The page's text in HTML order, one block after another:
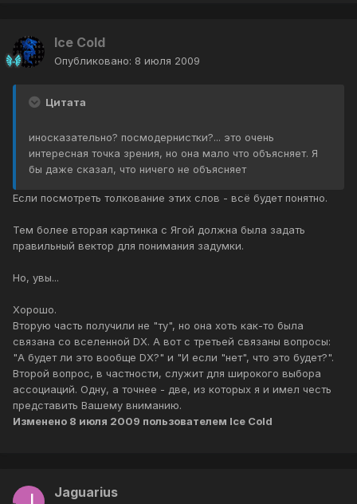
Ice Cold
Опубликовано: 8 июля 2009
Цитата
иносказательно? посмодернистки?... это очень
интересная точка зрения, но она мало что объясняет. Я
бы даже сказал, что ничего не объясняет
Если посмотреть толкование этих слов - всё будет понятно.
Тем более вторая картинка с Ягой должна была задать
правильный вектор для понимания задумки.
Но, увы...
Хорошо.
Вторую часть получили не "ту", но она хоть как-то была
связана со вселенной DX. А вот с третьей связаны вопросы:
"А будет ли это вообще DX?" и "И если "нет", что это будет?".
Второй вопрос, в частности, служит для широкого выбора
ассоциаций. Одну, а точнее - две, из которых я и имел честь
представить Вашему вниманию.
Изменено 8 июля 2009 пользователем Ice Cold
Jaguarius